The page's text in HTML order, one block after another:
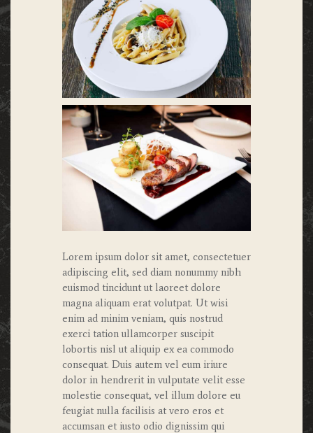
Lorem ipsum dolor sit amet, consectetuer
adipiscing elit, sed diam nonummy nibh
euismod tincidunt ut laoreet dolore
magna aliquam erat volutpat. Ut wisi
enim ad minim veniam, quis nostrud
exerci tation ullamcorper suscipit
lobortis nisl ut aliquip ex ea commodo
consequat. Duis autem vel eum iriure
dolor in hendrerit in vulputate velit esse
molestie consequat, vel illum dolore eu
feugiat nulla facilisis at vero eros et
accumsan et iusto odio dignissim qui